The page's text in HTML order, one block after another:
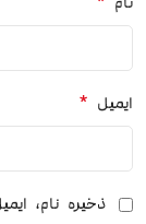
ایمیل *
ذخیره نام،